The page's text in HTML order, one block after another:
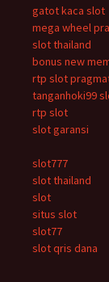
gatot kaca slot
mega wheel
slot thailand
bonus new
rtp slot
tanganhoki99
rtp slot
slot garansi
slot777
slot thailand
slot
situs slot
slot77
slot qris dana